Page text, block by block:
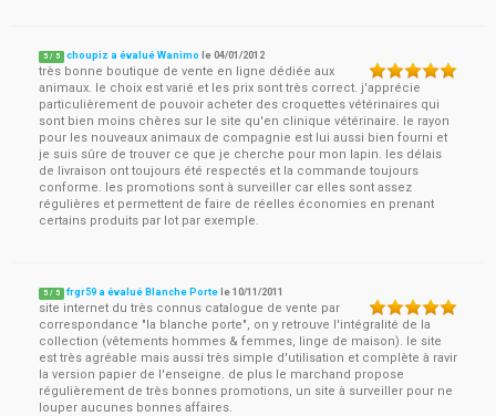
5 / 5 choupiz a évalué Wanimo le04/01/2012
très bonne boutique de vente en ligne dédiée aux
animaux. le choix est varié et les prix sont très correct. j'apprécie
particulièrement de pouvoir acheter des croquettes vétérinaires qui
sont bien moins chères sur le site qu'en clinique vétérinaire. le rayon
pour les nouveaux animaux de compagnie est lui aussi bien fourni et
je suis sûre de trouver ce que je cherche pour mon lapin. les délais
de livraison ont toujours été respectés et la commande toujours
conforme. les promotions sont à surveiller car elles sont assez
régulières et permettent de faire de réelles économies en prenant
certains produits par lot par exemple.
5 / 5 frgr59 a évalué Blanche Porte le10/11/2011
site internet du très connus catalogue de vente par
correspondance "la blanche porte", on y retrouve l'intégralité de la
collection (vêtements hommes & femmes, linge de maison). le site
est très agréable mais aussi très simple d'utilisation et complète à ravir
la version papier de l'enseigne. de plus le marchand propose
régulièrement de très bonnes promotions, un site à surveiller pour ne
louper aucunes bonnes affaires.